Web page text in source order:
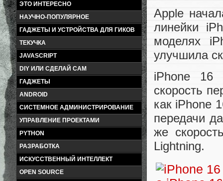
ЭТО ИНТЕРЕСНО
НАУЧНО-ПОПУЛЯРНОЕ
ГАДЖЕТЫ И УСТРОЙСТВА ДЛЯ ГИКОВ
ТЕКУЧКА
JAVASCRIPT
DIY ИЛИ СДЕЛАЙ САМ
ГАДЖЕТЫ
ANDROID
СИСТЕМНОЕ АДМИНИСТРИРОВАНИЕ
УПРАВЛЕНИЕ ПРОЕКТАМИ
PYTHON
РАЗРАБОТКА
ИСКУССТВЕННЫЙ ИНТЕЛЛЕКТ
OPEN SOURCE
Apple
линейки
моделях
улучшила
iPhone 16
скорость
как iPhone
передачи
же
Lightning.